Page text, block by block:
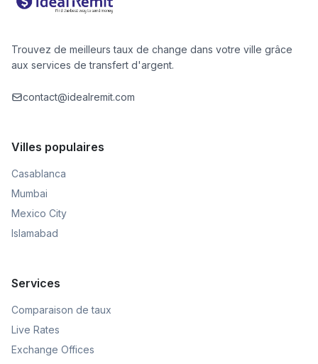
Trouvez de meilleurs taux de change dans votre ville grâce
aux services de transfert d'argent.
contact@idealremit.com
Villes populaires
Casablanca
Mumbai
Mexico City
Islamabad
Services
Comparaison de taux
Live Rates
Exchange Offices